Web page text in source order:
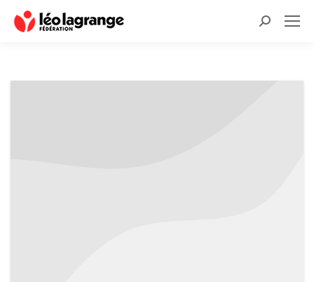
Recherche